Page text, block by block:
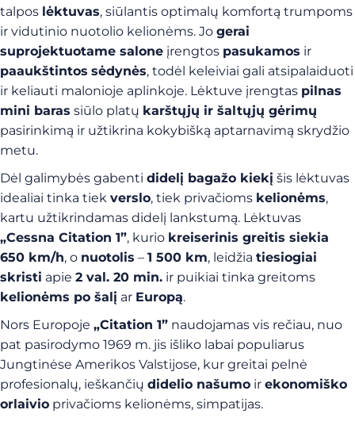
talpos lėktuvas, siūlantis optimalų komfortą trumpoms
ir vidutinio nuotolio kelionėms. Jo gerai
suprojektuotame salone įrengtos pasukamos ir
paaukštintos sėdynės, todėl keleiviai gali atsipalaiduoti
ir keliauti malonioje aplinkoje. Lėktuve įrengtas pilnas
mini baras siūlo platų karštųjų ir šaltųjų gėrimų
pasirinkimą ir užtikrina kokybišką aptarnavimą skrydžio
metu.
Dėl galimybės gabenti didelį bagažo kiekį šis lėktuvas
idealiai tinka tiek verslo, tiek privačioms kelionėms,
kartu užtikrindamas didelį lankstumą. Lėktuvas
„Cessna Citation 1”, kurio kreiserinis greitis siekia
650 km/h, o nuotolis – 1 500 km, leidžia tiesiogiai
skristi apie 2 val. 20 min. ir puikiai tinka greitoms
kelionėms po šalį ar Europą.
Nors Europoje „Citation 1” naudojamas vis rečiau, nuo
pat pasirodymo 1969 m. jis išliko labai populiarus
Jungtinėse Amerikos Valstijose, kur greitai pelnė
profesionalų, ieškančių didelio našumo ir ekonomiško
orlaivio privačioms kelionėms, simpatijas.